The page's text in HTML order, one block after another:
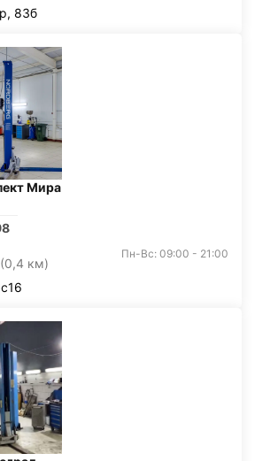
83б
Мира
(0,4 км)
Пн-Вс: 09:00 - 21:00